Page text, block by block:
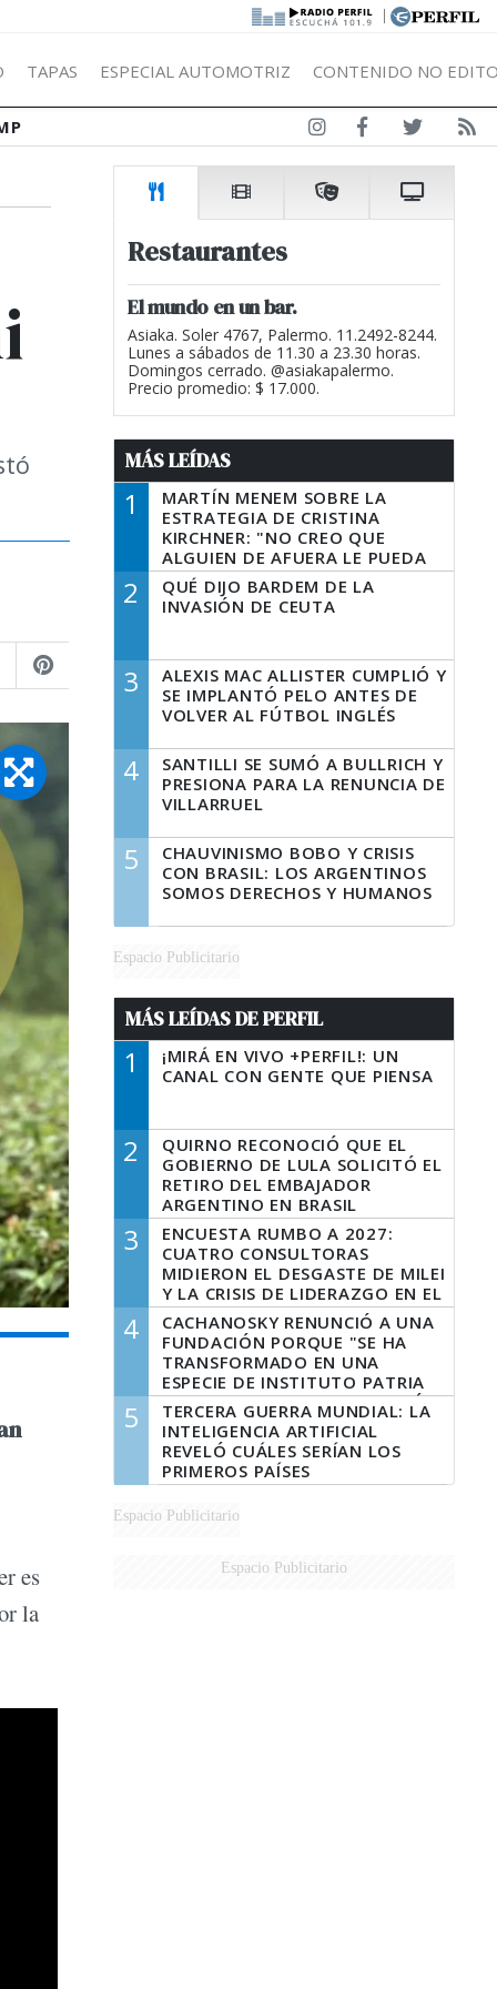
|
TAPAS ESPECIAL AUTOMOTRIZ CONTENIDO NO
es
la
Restaurantes
El mundo en un bar.
Asiaka. Soler 4767, Palermo. 11.2492-8244.
Lunes a sábados de 11.30 a 23.30 horas.
Domingos cerrado. @asiakapalermo.
Precio promedio: $ 17.000.
MÁS LEÍDAS
1
MARTÍN MENEM SOBRE LA
ESTRATEGIA DE CRISTINA
KIRCHNER: "NO CREO QUE
ALGUIEN DE AFUERA LE PUEDA
DECIR A LA JUSTICIA LO QUE
TIENE QUE HACER"
2
QUÉ DIJO BARDEM DE LA
INVASIÓN DE CEUTA
3
ALEXIS MAC ALLISTER CUMPLIÓ Y
SE IMPLANTÓ PELO ANTES DE
VOLVER AL FÚTBOL INGLÉS
4
SANTILLI SE SUMÓ A BULLRICH Y
PRESIONA PARA LA RENUNCIA DE
VILLARRUEL
5
CHAUVINISMO BOBO Y CRISIS
CON BRASIL: LOS ARGENTINOS
SOMOS DERECHOS Y HUMANOS
Espacio Publicitario
MÁS LEÍDAS DE PERFIL
1
¡MIRÁ EN VIVO +PERFIL!: UN
CANAL CON GENTE QUE PIENSA
2
QUIRNO RECONOCIÓ QUE EL
GOBIERNO DE LULA SOLICITÓ EL
RETIRO DEL EMBAJADOR
ARGENTINO EN BRASIL
3
ENCUESTA RUMBO A 2027:
CUATRO CONSULTORAS
MIDIERON EL DESGASTE DE MILEI
Y LA CRISIS DE LIDERAZGO EN EL
PERONISMO
4
CACHANOSKY RENUNCIÓ A UNA
FUNDACIÓN PORQUE "SE HA
TRANSFORMADO EN UNA
ESPECIE DE INSTITUTO PATRIA
INCONDICIONAL DE LA GESTIÓN
DE MILEI"
5
TERCERA GUERRA MUNDIAL: LA
INTELIGENCIA ARTIFICIAL
REVELÓ CUÁLES SERÍAN LOS
PRIMEROS PAÍSES
LATINOAMERICANOS EN SER
DERROTADOS
Espacio Publicitario
Espacio Publicitario